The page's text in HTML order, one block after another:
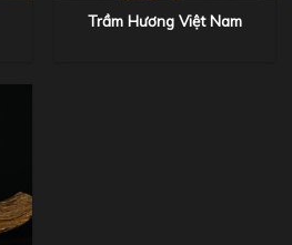
Trầm Hương Việt Nam